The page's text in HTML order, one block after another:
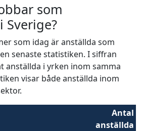
som
som idag är anställda som
senaste statistiken. I siffran
anställda i yrken inom samma
visar både anställda inom
Antal
anställda